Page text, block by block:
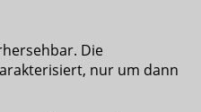
Die
nur um dann